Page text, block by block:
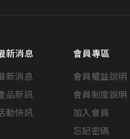
新消息
新消息
品新訊
動快訊
會員專區
會員權益說明
會員制度說明
加入會員
忘記密碼